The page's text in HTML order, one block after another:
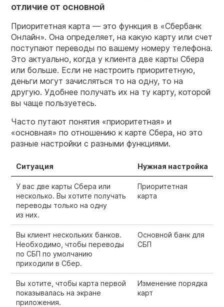
отличие от основной
Приоритетная карта — это функция в «Сбербанк
Онлайн». Она определяет, на какую карту или счет
поступают переводы по вашему номеру телефона.
Это актуально, когда у клиента две карты Сбера
или больше. Если не настроить приоритетную,
деньги могут зачисляться то на одну, то на
другую. Удобнее получать их на ту карту, которой
вы чаще пользуетесь.
Часто путают понятия «приоритетная» и
«основная» по отношению к карте Сбера, но это
разные настройки с разными функциями.
Ситуация Нужная настройка
У вас две карты Сбера или
несколько. Вы хотите получать
переводы только на одну
из них.
Приоритетная
карта
Вы клиент нескольких банков.
Необходимо, чтобы переводы
по СБП по умолчанию
приходили в Сбер.
Основной банк для
СБП
Вы хотите, чтобы карта первой
показывалась на экране
приложения.
Изменение порядка
карт